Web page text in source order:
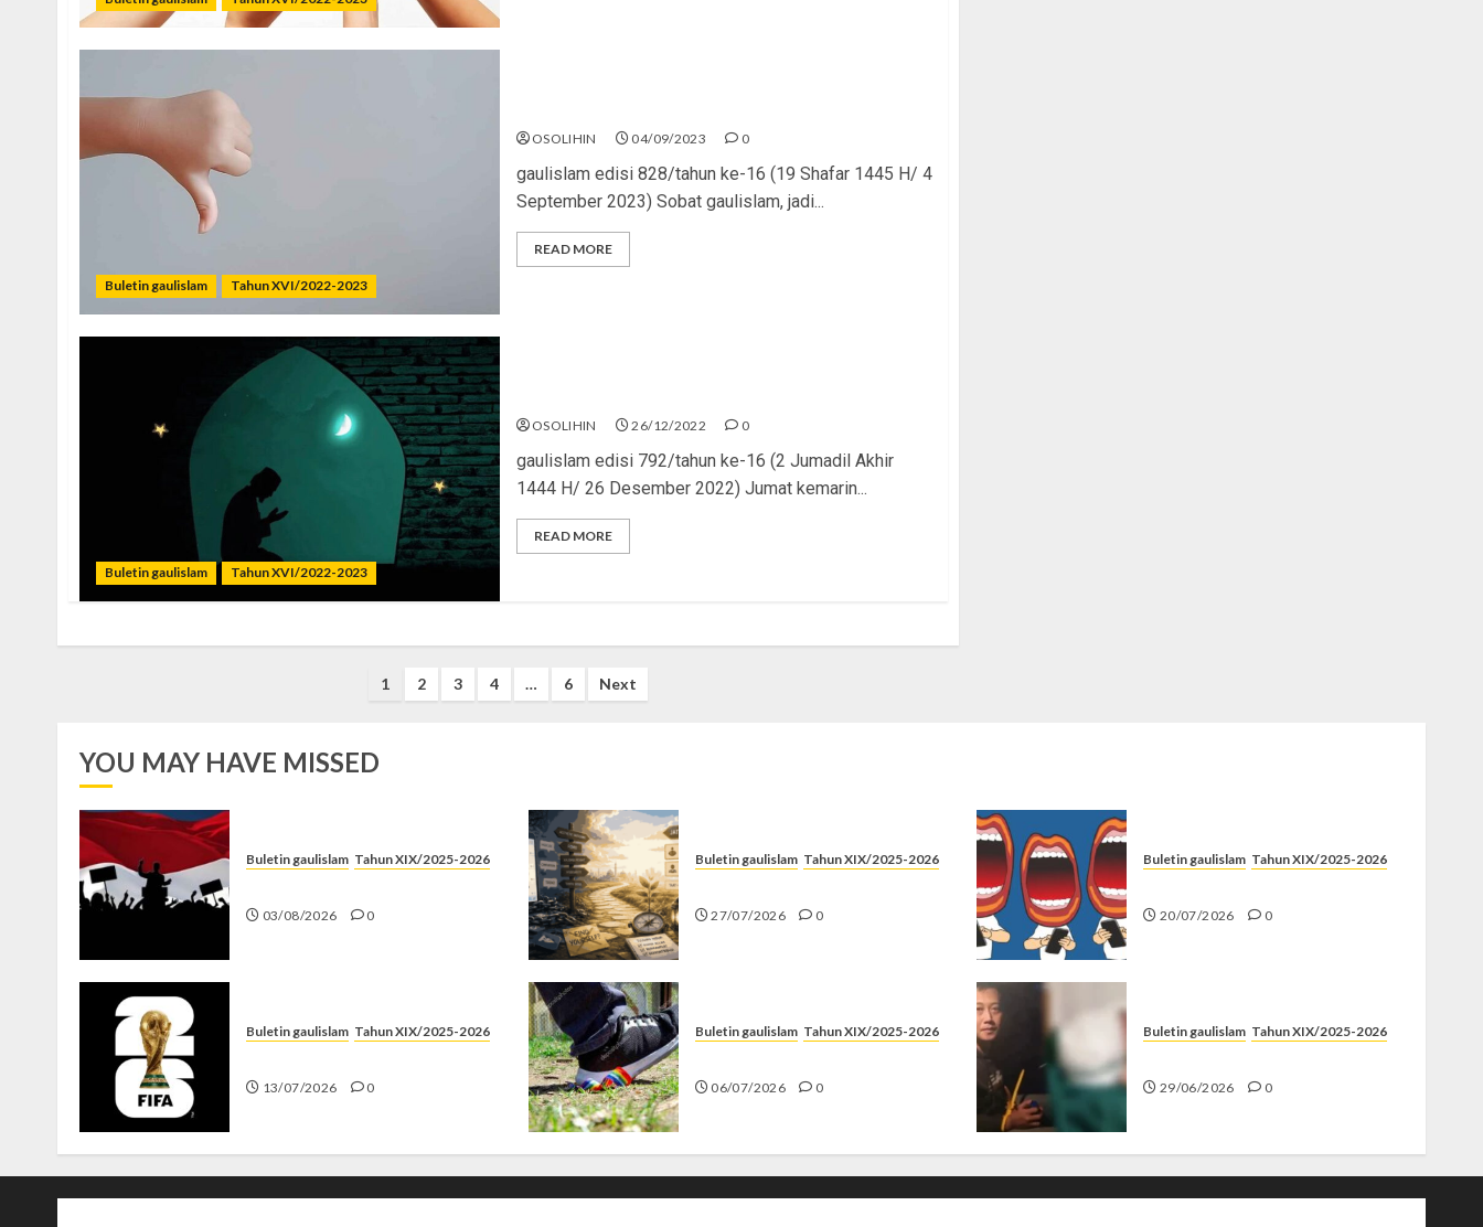
Buletin gaulislam Tahun XVI/2022-2023
OSOLIHIN 04/09/2023 0
gaulislam edisi 828/tahun ke-16 (19 Shafar 1445 H/ 4
September 2023) Sobat gaulislam, jadi...
READ MORE
Buletin gaulislam Tahun XVI/2022-2023
OSOLIHIN 26/12/2022 0
gaulislam edisi 792/tahun ke-16 (2 Jumadil Akhir
1444 H/ 26 Desember 2022) Jumat kemarin...
READ MORE
1 2 3 4 … 6 Next
YOU MAY HAVE MISSED
Buletin gaulislam Tahun XIX/2025-2026
03/08/2026 0
Buletin gaulislam Tahun XIX/2025-2026
27/07/2026 0
Buletin gaulislam Tahun XIX/2025-2026
20/07/2026 0
Buletin gaulislam Tahun XIX/2025-2026
13/07/2026 0
Buletin gaulislam Tahun XIX/2025-2026
06/07/2026 0
Buletin gaulislam Tahun XIX/2025-2026
29/06/2026 0